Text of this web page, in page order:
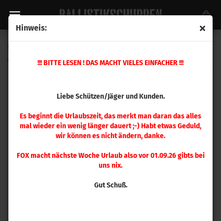
Hinweis:
!!! BITTE LESEN ! DAS MACHT VIELES EINFACHER !!!
Liebe Schützen/Jäger und Kunden.
Es beginnt die Urlaubszeit, das merkt man daran das alles
mal wieder ein wenig länger dauert ;-) Habt etwas Geduld,
wir können es nicht ändern, danke.
FOX macht nächste Woche Urlaub also vor 01.09.26 gibts bei
uns nix.
Gut Schuß.
544229)